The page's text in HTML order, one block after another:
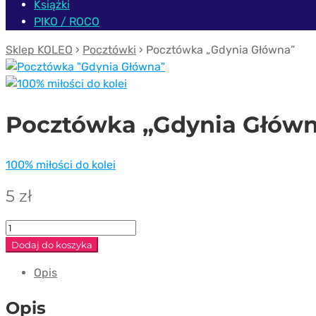
Książki
PIKO / ROCO
Sklep KOLEO › Pocztówki › Pocztówka „Gdynia Główna”
Pocztówka „Gdynia
100% miłości do kolei
5 zł
ilość
Pocztówka
Główna"
Dodaj do koszyka
Opis
Opis